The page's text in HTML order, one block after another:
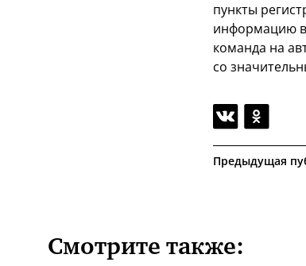
пункты
информацию в
команда на
со
Предыдущая
Смотрите также: